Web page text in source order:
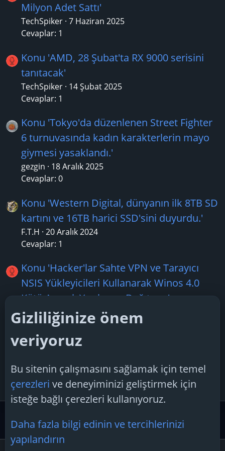
Milyon Adet Sattı'
TechSpiker 7 Haziran 2025
Cevaplar: 1
Konu 'AMD, 28 Şubat'ta RX 9000 serisini
tanıtacak'
TechSpiker 14 Şubat 2025
Cevaplar: 1
Konu 'Tokyo'da düzenlenen Street Fighter
6 turnuvasında kadın karakterlerin mayo
giymesi yasaklandı.'
gezgin
18 Aralık 2025
Cevaplar: 0
Konu 'Western Digital, dünyanın ilk 8TB SD
kartını ve 16TB harici SSD'sini duyurdu.'
F.T.H 20 Aralık 2024
Cevaplar: 1
Konu 'Hacker'lar Sahte VPN ve Tarayıcı
NSIS Yükleyicileri Kullanarak Winos 4.0
Kötü Amaçlı Yazılımını Dağıtıyor'
TechSpiker
27 Mayıs 2025
Cevaplar: 4
Konu 'Yandex, akıllı hoparlör Station Mini
3'ün satışını başlattı'
TechSpiker
23 Temmuz 2025
Cevaplar: 1
Güvenlik Merkezi ve Teknoloji Gündemi Teknoloji
Gizliliğinize önem
veriyoruz
Bu sitenin çalışmasını sağlamak için temel
çerezleri ve deneyiminizi geliştirmek için
isteğe bağlı çerezleri kullanıyoruz.
Daha fazla bilgi edinin ve tercihlerinizi
yapılandırın